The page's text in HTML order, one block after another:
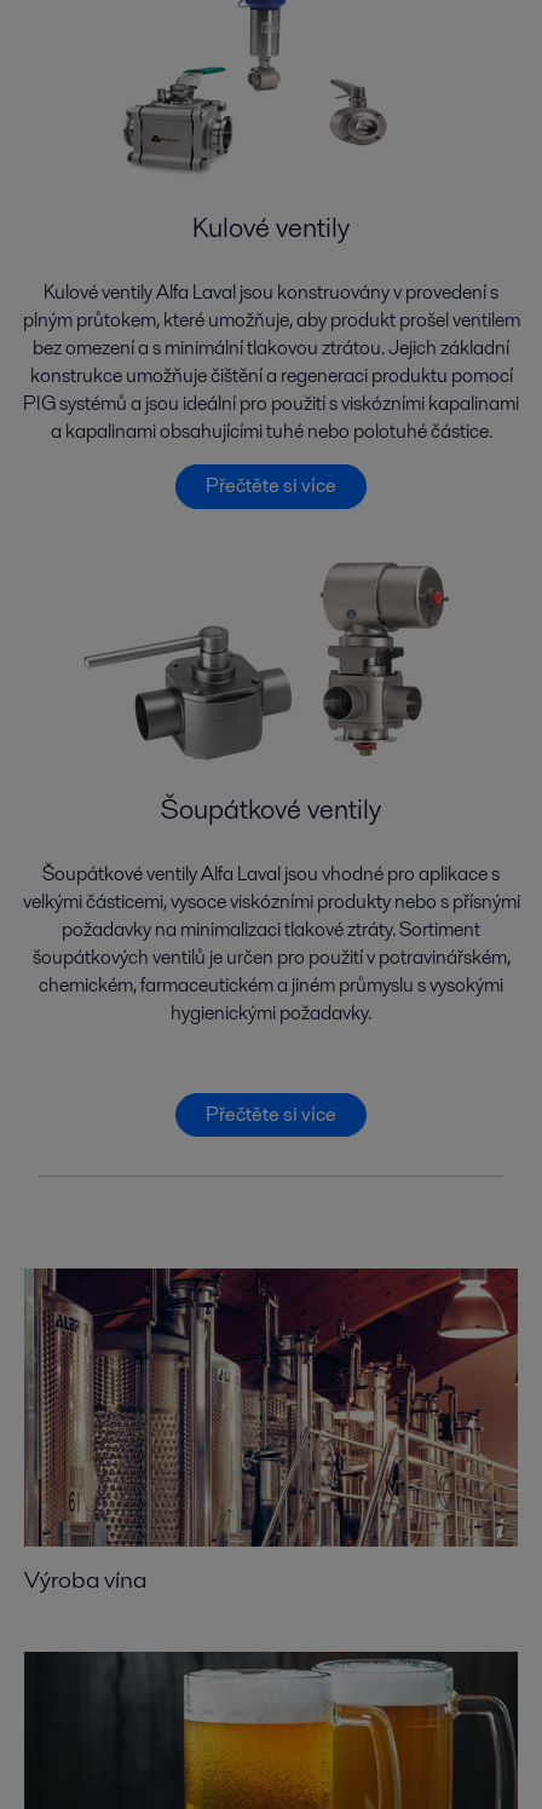
Kulové ventily
Kulové ventily Alfa Laval jsou konstruovány v provedení s
plným průtokem, které umožňuje, aby produkt prošel ventilem
bez omezení a s minimální tlakovou ztrátou. Jejich základní
konstrukce umožňuje čištění a regeneraci produktu pomocí
PIG systémů a jsou ideální pro použití s viskózními kapalinami
a kapalinami obsahujícími tuhé nebo polotuhé částice.
Přečtěte si více
Šoupátkové ventily
Šoupátkové ventily Alfa Laval jsou vhodné pro aplikace s
velkými částicemi, vysoce viskózními produkty nebo s přísnými
požadavky na minimalizaci tlakové ztráty. Sortiment
šoupátkových ventilů je určen pro použití v potravinářském,
chemickém, farmaceutickém a jiném průmyslu s vysokými
hygienickými požadavky.
Přečtěte si více
Výroba vína